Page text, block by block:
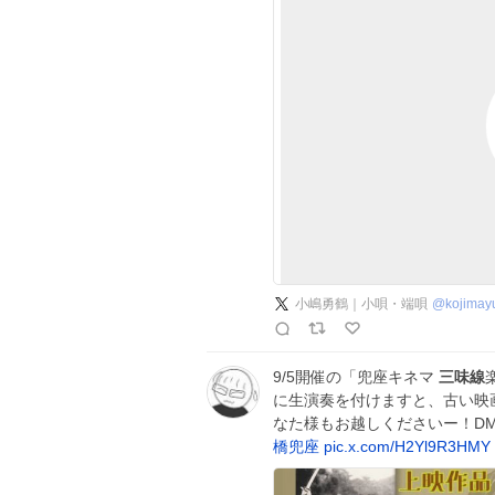
小嶋勇鶴｜小唄・端唄 @
9/5開催の「兜座キネマ 三味線
に生演奏を付けますと、古い
なた様もお越しくださいー！
橋兜座 pic.x.com/H2Yl9R3HMY